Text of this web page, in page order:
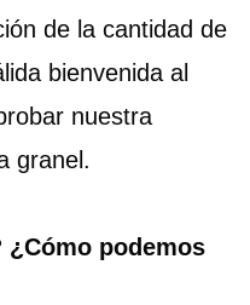
de la cantidad de
bienvenida al
nuestra
granel.
¿Cómo podemos